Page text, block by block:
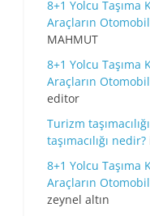
8+1 Yolcu
Araçların
MAHMUT
8+1 Yolcu
Araçların
editor
Turizm
taşımacılığı nedir?
8+1 Yolcu
Araçların
zeynel altın